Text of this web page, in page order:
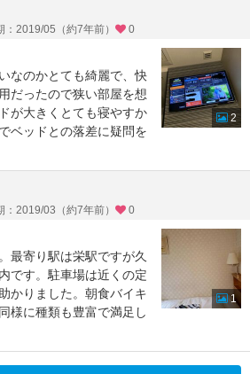
：2019/05（約7年前） 0
なのかとても綺麗で、快
だったので狭い部屋を想
が大きくとても寝やすか
ベッドとの落差に疑問を
2
：2019/03（約7年前） 0
最寄り駅は栄駅ですが久
です。駐車場は近くの定
かりました。朝食バイキ
様に種類も豊富で満足し
1